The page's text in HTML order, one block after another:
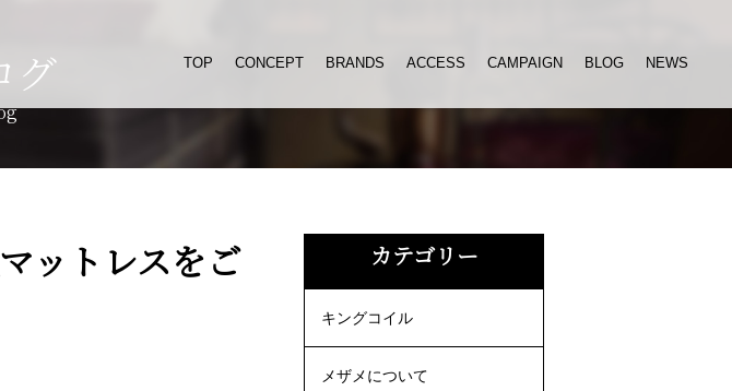
TOP CONCEPT BRANDS ACCESS CAMPAIGN BLOG NEWS
グ
ットレスをご
カテゴリー
キングコイル
メザメについて